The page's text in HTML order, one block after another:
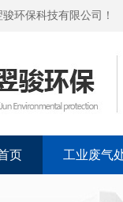
环保科技有限公司！
页 工业废气